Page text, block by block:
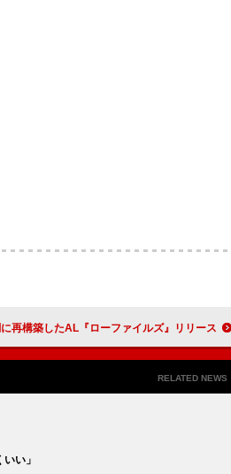
ー・ザ・ホライズン、代表曲をローファイ調に再構築したAL『ローファイルズ』リリース
RELATED NEWS
い」